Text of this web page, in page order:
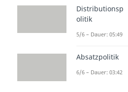
Distributionsp
olitik
5/6 – Dauer: 05:49
Absatzpolitik
6/6 – Dauer: 03:42